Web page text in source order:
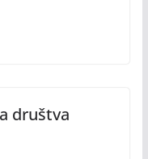
društva